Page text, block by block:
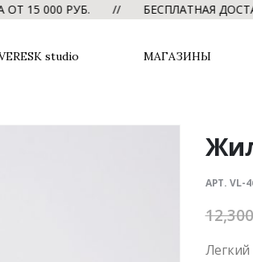
000 РУБ. // БЕСПЛАТНАЯ
studio МАГАЗИНЫ
АРТ.